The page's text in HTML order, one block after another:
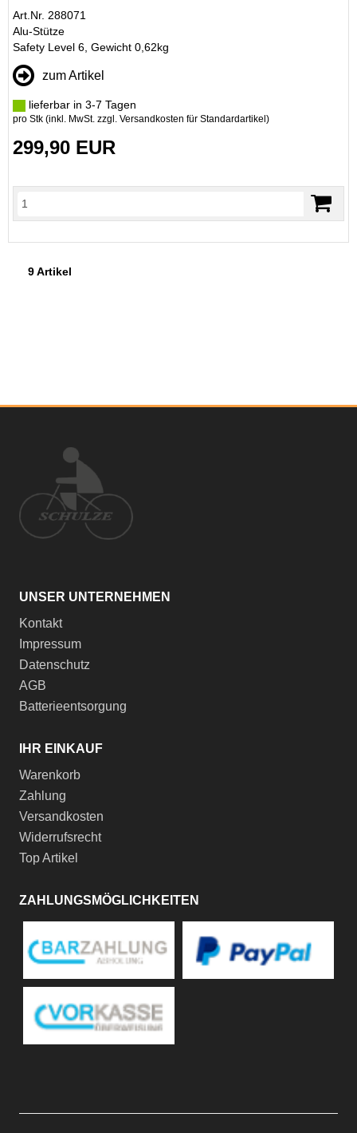
Art.Nr. 288071
Alu-Stütze
Safety Level 6, Gewicht 0,62kg
zum Artikel
lieferbar in 3-7 Tagen
pro Stk (inkl. MwSt. zzgl. Versandkosten für Standardartikel )
299,90 EUR
9 Artikel
UNSER UNTERNEHMEN
Kontakt
Impressum
Datenschutz
AGB
Batterieentsorgung
IHR EINKAUF
Warenkorb
Zahlung
Versandkosten
Widerrufsrecht
Top Artikel
ZAHLUNGSMÖGLICHKEITEN